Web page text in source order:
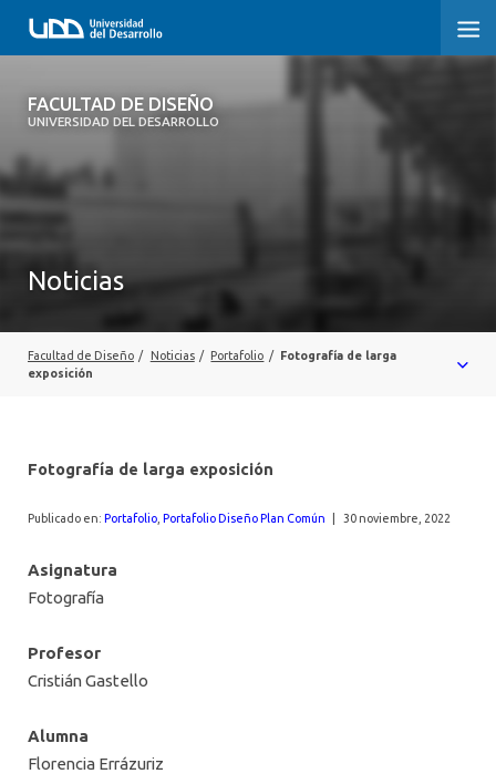
FACULTAD DE DISEÑO
UNIVERSIDAD DEL DESARROLLO
FACULTAD DE DISEÑO
INICIO
INVESTIGACIÓN
Noticias
Facultad de Diseño / Noticias / Portafolio /
Fotografía de larga
exposición
Fotografía de larga exposición
Publicado en: Portafolio Portafolio Diseño Plan Común 30 noviembre, 2022
Asignatura
Fotografía
Profesor
Cristián Gastello
Alumna
Florencia Errázuriz